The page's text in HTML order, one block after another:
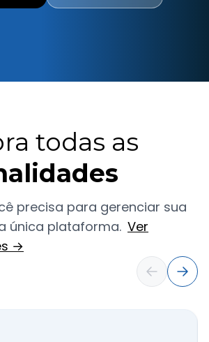
todas as
precisa para gerenciar sua
única plataforma. Ver
→